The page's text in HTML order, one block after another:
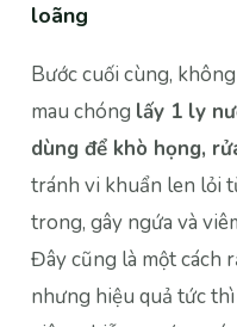
loãng
Bước cuối cùng,
mau chóng lấy 1 ly
dùng để khò họng,
tránh vi khuẩn len lỏi
trong, gây ngứa và
Đây cũng là một cách
nhưng hiệu quả tức